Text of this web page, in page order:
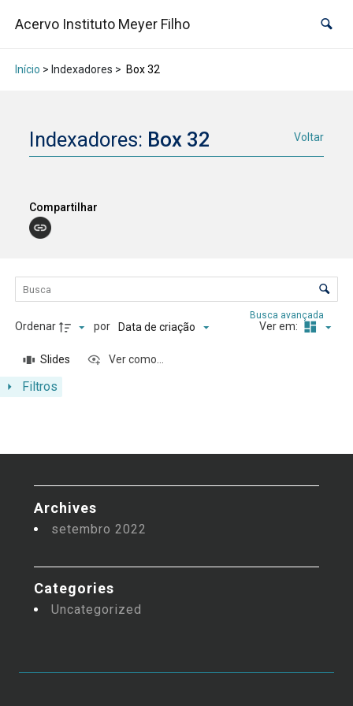
Acervo Instituto Meyer Filho
Início > Indexadores > Box 32
Indexadores: Box 32 Voltar
Compartilhar
Lista de itens
Controle de ordenação e visualização
Filtros
Busca avançada
Ordenar por Data de criação Ver em:
Slides Ver como...
Archives
setembro 2022
Categories
Uncategorized